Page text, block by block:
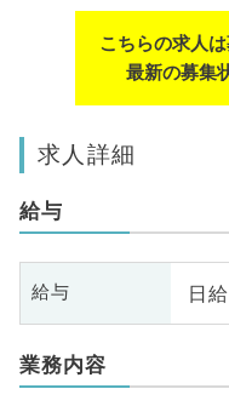
こちらの求人
最新の募集
求人詳細
給与
給与 日
業務内容